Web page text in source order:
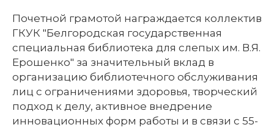
Почетной грамотой награждается коллектив
ГКУК "Белгородская государственная
специальная библиотека для слепых им. В.Я.
Ерошенко" за значительный вклад в
организацию библиотечного обслуживания
лиц с ограничениями здоровья, творческий
подход к делу, активное внедрение
инновационных форм работы и в связи с 55-